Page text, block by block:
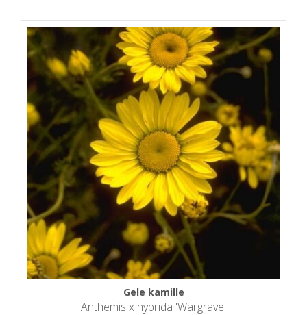
Gele kamille
Anthemis x hybrida 'Wargrave'